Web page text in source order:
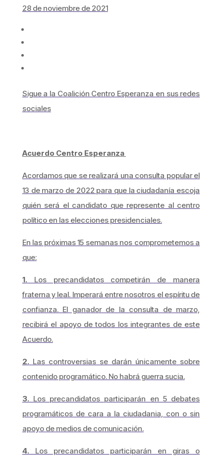
28 de noviembre de 2021
Sigue a la Coalición Centro Esperanza en sus redes
sociales
Acuerdo Centro Esperanza
Acordamos que se realizará una consulta popular el
13 de marzo de 2022 para que la ciudadanía escoja
quién será el candidato que represente al centro
político en las elecciones presidenciales.
En las próximas 15 semanas nos comprometemos a
que:
1.Los precandidatos competirán de manera
fraterna y leal. Imperará entre nosotros el espíritu de
confianza. El ganador de la consulta de marzo,
recibirá el apoyo de todos los integrantes de este
Acuerdo.
2.Las controversias se darán únicamente sobre
contenido programático. No habrá guerra sucia.
3.Los precandidatos participarán en 5 debates
programáticos de cara a la ciudadania, con o sin
apoyo de medios de comunicación.
4.Los precandidatos participarán en giras o